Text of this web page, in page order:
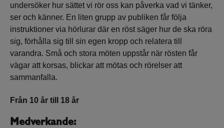
undersöker hur sättet vi rör oss kan påverka vad vi tänker,
ser och känner. En liten grupp av publiken får följa
instruktioner via hörlurar där en röst säger hur de ska röra
sig, förhålla sig till sin egen kropp och relatera till
varandra. Små och stora möten uppstår när rösten får
vägar att korsas, blickar att mötas och rörelser att
sammanfalla.
Från 10 år till 18 år
Medverkande: